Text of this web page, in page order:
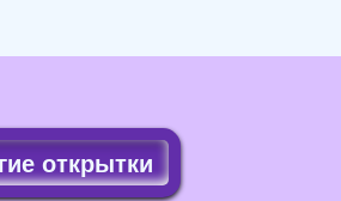
открытки